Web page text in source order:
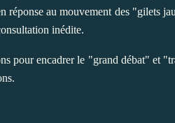
au mouvement des "gilets
inédite.
pour encadrer le "grand débat" et